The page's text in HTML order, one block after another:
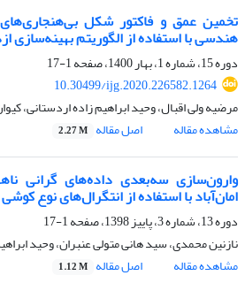
تخمین عمق و فاکتور شکل
هندسی با استفاده از الگوریتم بهینه‌سازی
دوره 15، شماره 1، بهار 1400، صفحه
1-17
10.30499/ijg.2020.226582.1264
مرضیه ولی اقبال، وحید ابراهیم زاده اردستانی،
مشاهده مقاله
اصل مقاله 2.27 M
وارون‌سازی سه‌بعدی داده‌های گرانی
امان‌آباد با استفاده از انتگرال‌های نوع کوشی
دوره 13، شماره 3، پاییز 1398، صفحه
1-17
نازنین محمدی، سید هانی متولی عنبران، وحید
مشاهده مقاله
اصل مقاله 1.12 M